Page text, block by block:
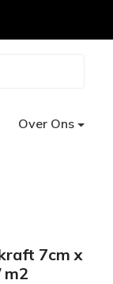
Over Ons
7cm x
m2